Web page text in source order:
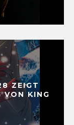
ZEIGT
VON KING